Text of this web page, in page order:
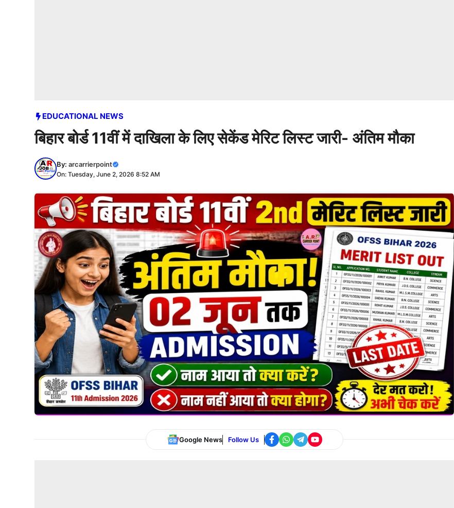
EDUCATIONAL NEWS
बिहार बोर्ड 11वीं में दाखिला के लिए सेकेंड मेरिट लिस्ट जारी- अंतिम मौका
By: arcarrierpoint
On: Tuesday, June 2, 2026 8:52 AM
Google News Follow Us